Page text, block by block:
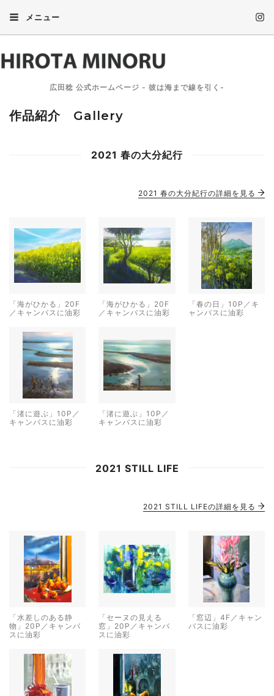
メニュー
広田稔 公式ホームページ - 彼は海まで線を引く-
作品紹介 Gallery
2021 春の大分紀行
2021 春の大分紀行の詳細を見る
「海がひかる」20F
／キャンバスに油彩
「海がひかる」20F
／キャンバスに油彩
「春の日」10P／キ
ャンバスに油彩
「渚に遊ぶ」10P／
キャンバスに油彩
「渚に遊ぶ」10P／
キャンバスに油彩
2021 STILL LIFE
2021 STILL LIFEの詳細を見る
「水差しのある静
物」20P／キャンバ
スに油彩
「セーヌの見える
窓」20P／キャンバ
スに油彩
「窓辺」4F／キャン
バスに油彩